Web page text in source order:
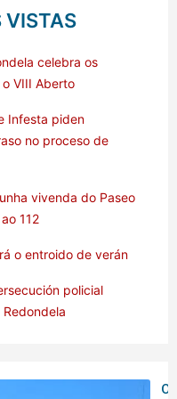
VISTAS
celebra os
VIII Aberto
Infesta piden
no proceso de
vivenda do Paseo
112
o entroido de verán
policial
O